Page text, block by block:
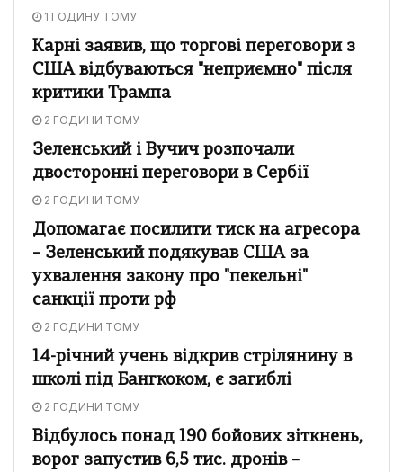
1 ГОДИНУ ТОМУ
Карні заявив, що торгові переговори з
США відбуваються "неприємно" після
критики Трампа
2 ГОДИНИ ТОМУ
Зеленський і Вучич розпочали
двосторонні переговори в Сербії
2 ГОДИНИ ТОМУ
Допомагає посилити тиск на агресора
– Зеленський подякував США за
ухвалення закону про "пекельні"
санкції проти рф
2 ГОДИНИ ТОМУ
14-річний учень відкрив стрілянину в
школі під Бангкоком, є загиблі
2 ГОДИНИ ТОМУ
Відбулось понад 190 бойових зіткнень,
ворог запустив 6,5 тис. дронів –